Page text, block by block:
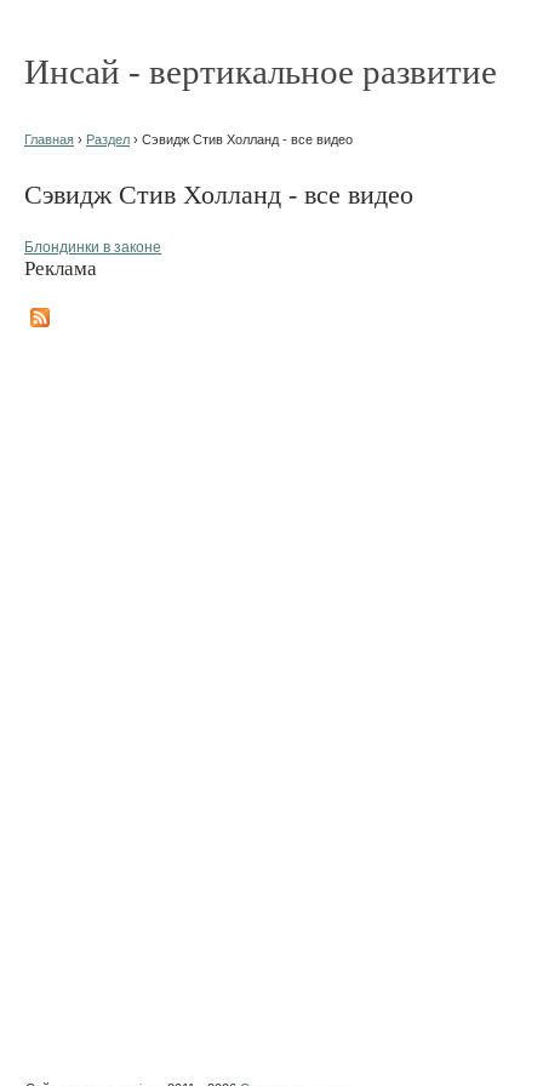
Инсай - вертикальное развитие
Главная › Раздел › Сэвидж Стив Холланд - все видео
Сэвидж Стив Холланд - все видео
Блондинки в законе
Реклама